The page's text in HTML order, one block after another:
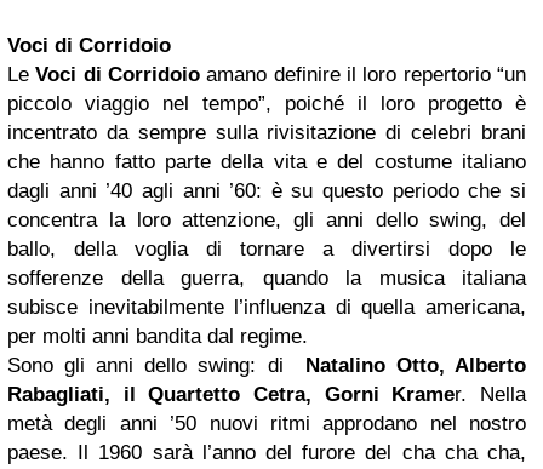
Voci di Corridoio
LeVoci di Corridoio amano definire il loro repertorio “un
piccolo viaggio nel tempo”, poiché il loro progetto è
incentrato da sempre sulla rivisitazione di celebri brani
che hanno fatto parte della vita e del costume italiano
dagli anni ’40 agli anni ’60: è su questo periodo che si
concentra la loro attenzione, gli anni dello swing, del
ballo, della voglia di tornare a divertirsi dopo le
sofferenze della guerra, quando la musica italiana
subisce inevitabilmente l’influenza di quella americana,
per molti anni bandita dal regime.
Sono gli anni dello swing: di Natalino Otto, Alberto
Rabagliati, il Quartetto Cetra, Gorni Kramer. Nella
metà degli anni ’50 nuovi ritmi approdano nel nostro
paese. Il 1960 sarà l’anno del furore del cha cha cha,